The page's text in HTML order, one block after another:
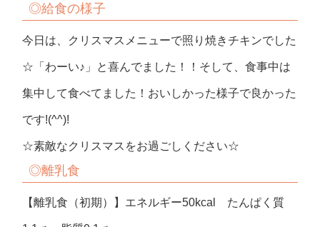
◎給食の様子
今日は、クリスマスメニューで照り焼きチキンでした
☆「わーい♪」と喜んでました！！そして、食事中は
集中して食べてました！おいしかった様子で良かった
です!(^^)!
☆素敵なクリスマスをお過ごしください☆
◎離乳食
【離乳食（初期）】エネルギー50kcal たんぱく質